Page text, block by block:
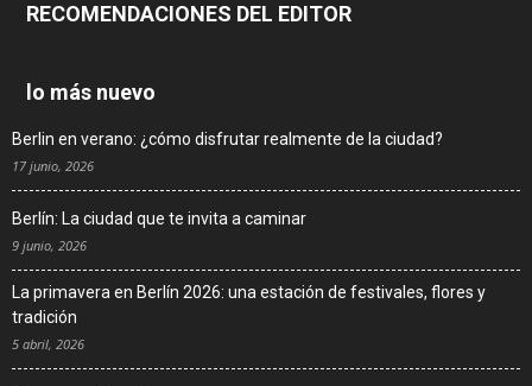
RECOMENDACIONES DEL EDITOR
lo más nuevo
Berlin en verano: ¿cómo disfrutar realmente de la ciudad?
17 junio, 2026
Berlín: La ciudad que te invita a caminar
9 junio, 2026
La primavera en Berlín 2026: una estación de festivales, flores y
tradición
5 abril, 2026